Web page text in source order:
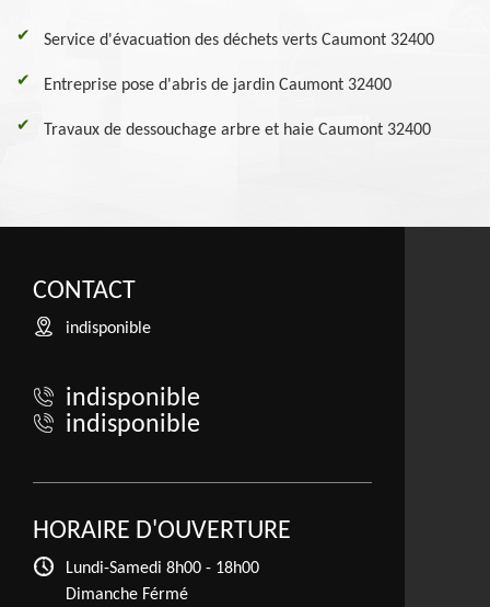
Service d'évacuation des déchets verts Caumont 32400
Entreprise pose d'abris de jardin Caumont 32400
Travaux de dessouchage arbre et haie Caumont 32400
CONTACT
indisponible
indisponible
indisponible
HORAIRE D'OUVERTURE
Lundi-Samedi 8h00 - 18h00
Dimanche Férmé